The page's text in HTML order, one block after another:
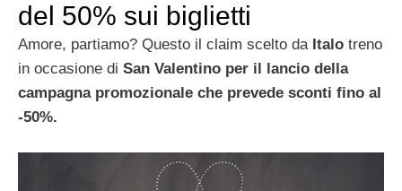
del 50% sui biglietti
Amore, partiamo? Questo il claim scelto da Italo treno
in occasione di San Valentino per il lancio della
campagna promozionale che prevede sconti fino al
-50%.